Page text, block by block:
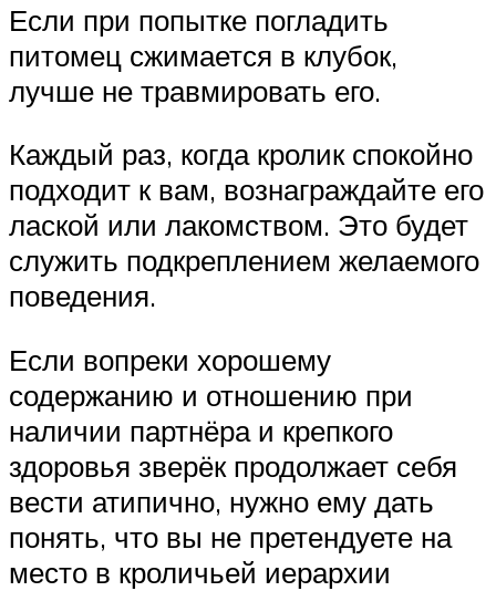
Если при попытке погладить
питомец сжимается в клубок,
лучше не травмировать его.
Каждый раз, когда кролик спокойно
подходит к вам, вознаграждайте его
лаской или лакомством. Это будет
служить подкреплением желаемого
поведения.
Если вопреки хорошему
содержанию и отношению при
наличии партнёра и крепкого
здоровья зверёк продолжает себя
вести атипично, нужно ему дать
понять, что вы не претендуете на
место в кроличьей иерархии